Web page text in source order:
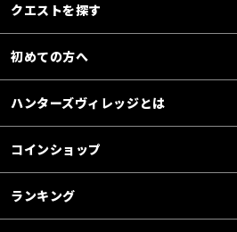
クエストを探す
初めての方へ
ハンターズヴィレッジとは
コインショップ
ランキング